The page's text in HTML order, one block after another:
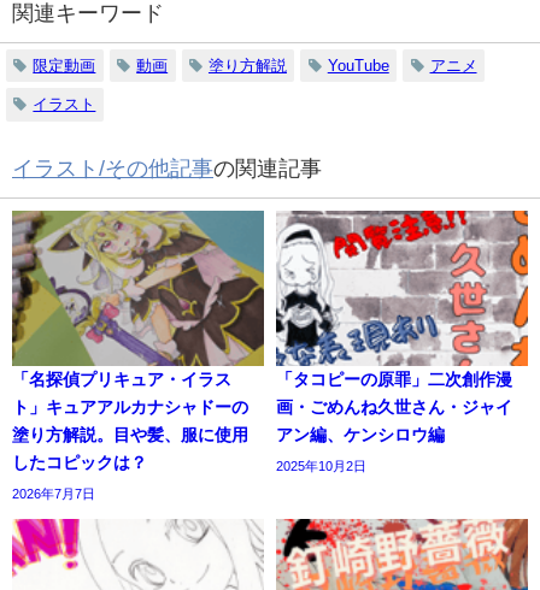
関連キーワード
限定動画 動画 塗り方解説 YouTube アニメ
イラスト
イラスト/その他記事の関連記事
「名探偵プリキュア・イラス
ト」キュアアルカナシャドーの
塗り方解説。目や髪、服に使用
したコピックは？
2026年7月7日
「タコピーの原罪」二次創作漫
画・ごめんね久世さん・ジャイ
アン編、ケンシロウ編
2025年10月2日